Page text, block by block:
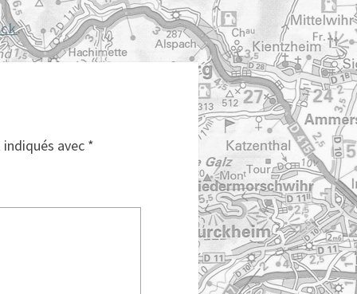
.
avec *